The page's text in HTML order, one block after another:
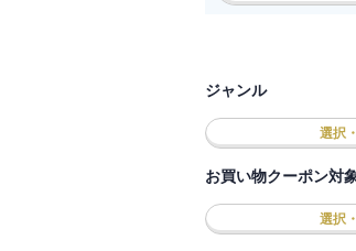
ジャンル
選択
お買い物クーポン対
選択